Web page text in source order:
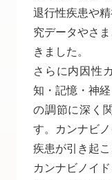
退行性疾患や
究データやさ
きました。
さらに内因性
知・記憶・神
の調節に深く
す。カンナビ
疾患が引き起
カンナビノイ